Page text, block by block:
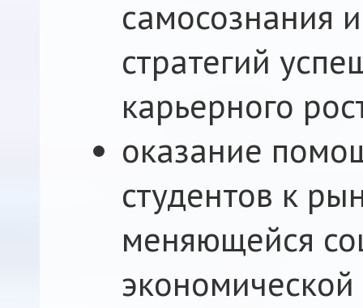
самосознания
стратегий
карьерного
оказание
студентов к
меняющейся